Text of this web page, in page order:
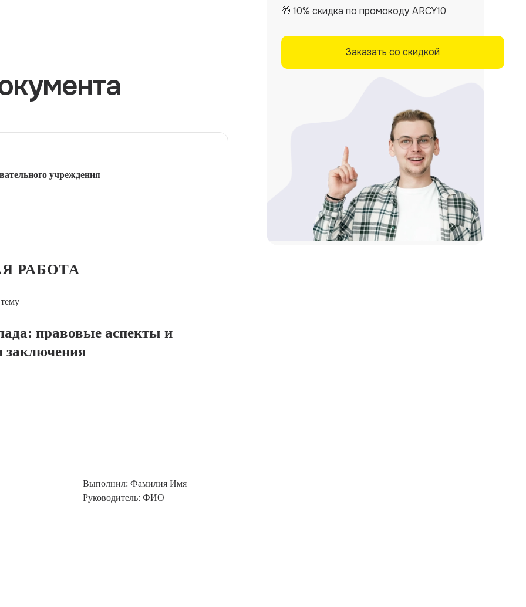
учреждения
РАБОТА
правовые аспекты и
заключения
Выполнил: Фамилия Имя
Руководитель: ФИО
🎁 10% скидка по промокоду ARCY10
Заказать со скидкой